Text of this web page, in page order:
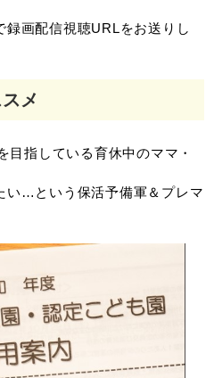
録画配信視聴URLをお送りし
メ
目指している育休中のママ・
い…という保活予備軍＆プレマ